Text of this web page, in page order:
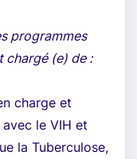
programmes
chargé (e) de :
charge et
le VIH et
la Tuberculose,